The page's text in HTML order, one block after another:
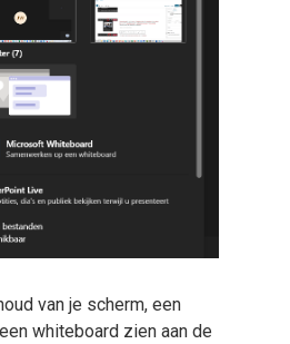
van je scherm, een
whiteboard zien aan de